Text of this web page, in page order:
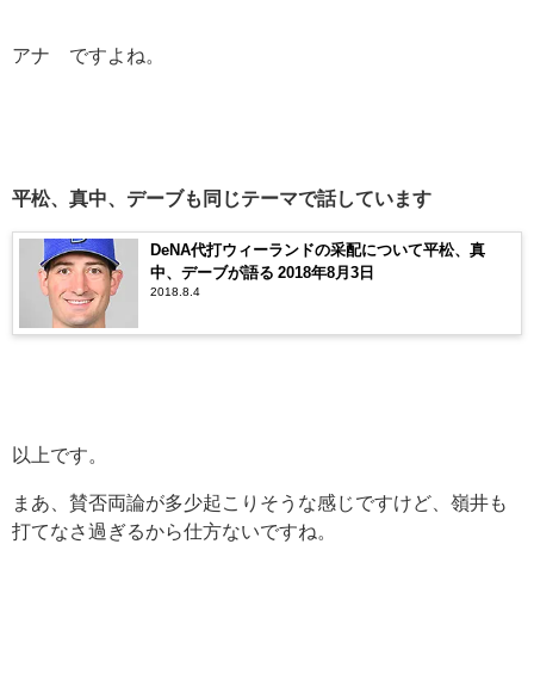
アナ ですよね。
平松、真中、デーブも同じテーマで話しています
DeNA代打ウィーランドの采配について平松、真
中、デーブが語る 2018年8月3日
2018.8.4
以上です。
まあ、賛否両論が多少起こりそうな感じですけど、嶺井も
打てなさ過ぎるから仕方ないですね。